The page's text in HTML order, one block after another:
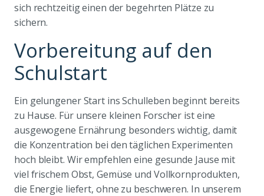
sich rechtzeitig einen der begehrten Plätze zu
sichern.
Vorbereitung auf den
Schulstart
Ein gelungener Start ins Schulleben beginnt bereits
zu Hause. Für unsere kleinen Forscher ist eine
ausgewogene Ernährung besonders wichtig, damit
die Konzentration bei den täglichen Experimenten
hoch bleibt. Wir empfehlen eine gesunde Jause mit
viel frischem Obst, Gemüse und Vollkornprodukten,
die Energie liefert, ohne zu beschweren. In unserem